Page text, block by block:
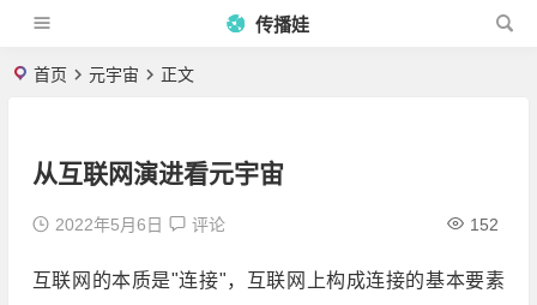
传播娃
首页 元宇宙 正文
从互联网演进看元宇宙
2022年5月6日 评论 152
互联网的本质是"连接"，互联网上构成连接的基本要素